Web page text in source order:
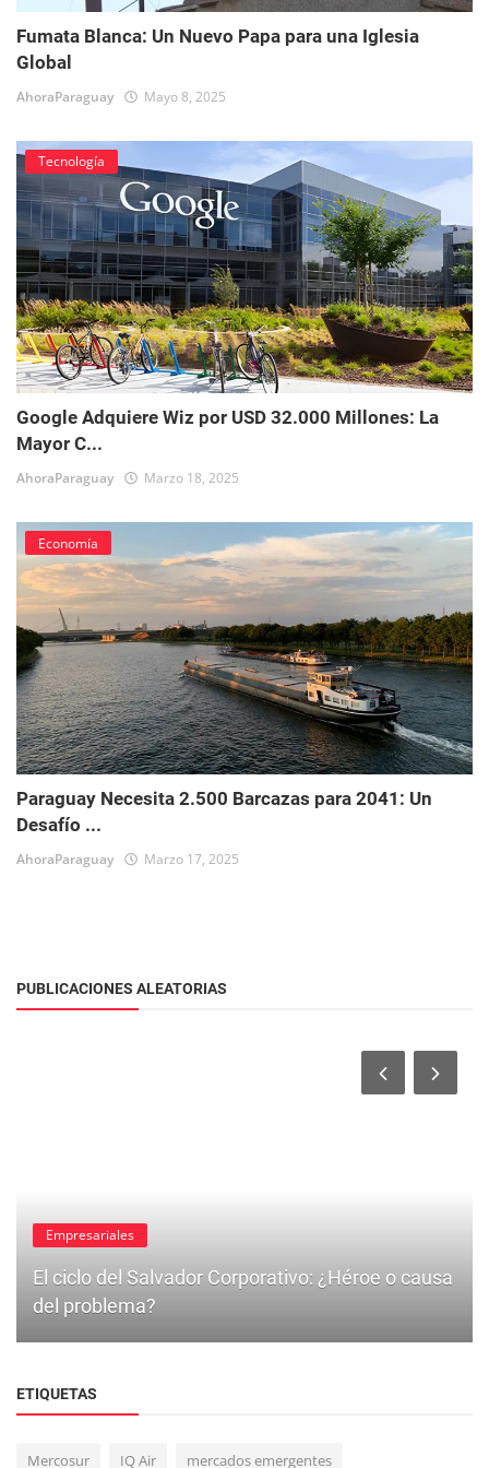
Fumata Blanca: Un Nuevo Papa para una Iglesia
Global
AhoraParaguay Mayo 8, 2025
Tecnología
Google Adquiere Wiz por USD 32.000 Millones: La
Mayor C...
AhoraParaguay Marzo 18, 2025
Economía
Paraguay Necesita 2.500 Barcazas para 2041: Un
Desafío ...
AhoraParaguay Marzo 17, 2025
PUBLICACIONES ALEATORIAS
Empresariales
El ciclo del Salvador Corporativo: ¿Héroe o causa
del problema?
ETIQUETAS
Mercosur IQ Air mercados emergentes